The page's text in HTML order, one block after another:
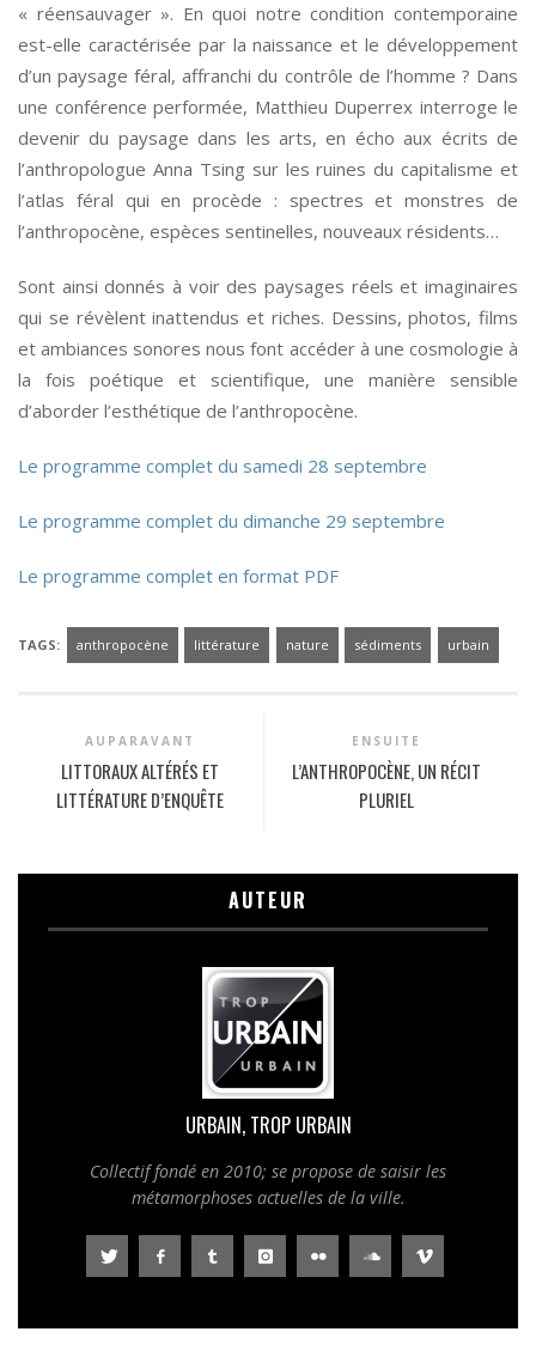
« réensauvager ». En quoi notre condition contemporaine
est-elle caractérisée par la naissance et le développement
d’un paysage féral, affranchi du contrôle de l’homme ? Dans
une conférence performée, Matthieu Duperrex interroge le
devenir du paysage dans les arts, en écho aux écrits de
l’anthropologue Anna Tsing sur les ruines du capitalisme et
l’atlas féral qui en procède : spectres et monstres de
l’anthropocène, espèces sentinelles, nouveaux résidents…
Sont ainsi donnés à voir des paysages réels et imaginaires
qui se révèlent inattendus et riches. Dessins, photos, films
et ambiances sonores nous font accéder à une cosmologie à
la fois poétique et scientifique, une manière sensible
d’aborder l’esthétique de l’anthropocène.
Le programme complet du samedi 28 septembre
Le programme complet du dimanche 29 septembre
Le programme complet en format PDF
TAGS: anthropocène littérature nature sédiments urbain
AUPARAVANT
LITTORAUX ALTÉRÉS ET
LITTÉRATURE D’ENQUÊTE
ENSUITE
L’ANTHROPOCÈNE, UN RÉCIT
PLURIEL
AUTEUR
URBAIN, TROP URBAIN
Collectif fondé en 2010; se propose de saisir les
métamorphoses actuelles de la ville.